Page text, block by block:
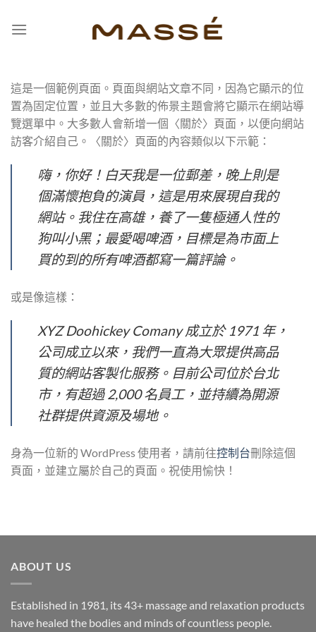
這是一個範例頁面。頁面與網站文章不同，因為它顯示的位
置為固定位置，並且大多數的佈景主題會將它顯示在網站導
覽選單中。大多數人會新增一個〈關於〉頁面，以便向網站
訪客介紹自己。〈關於〉頁面的內容類似以下示範：
嗨，你好！白天我是一位郵差，晚上則是
個滿懷抱負的演員，這是用來展現自我的
網站。我住在高雄，養了一隻極通人性的
狗叫小黑；最愛喝啤酒，目標是為市面上
買的到的所有啤酒都寫一篇評論。
或是像這樣：
XYZ Doohickey Comany 成立於 1971 年，
公司成立以來，我們一直為大眾提供高品
質的網站客製化服務。目前公司位於台北
市，有超過 2,000 名員工，並持續為開源
社群提供資源及場地。
身為一位新的 WordPress 使用者，請前往控制台刪除這個
頁面，並建立屬於自己的頁面。祝使用愉快！
ABOUT US
Established in 1981, its 43+ massage and relaxation products
have healed the bodies and minds of countless people.